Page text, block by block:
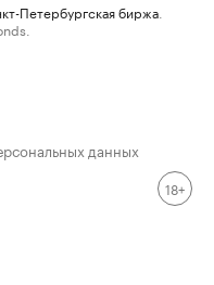
Петербургская биржа
данных
18+